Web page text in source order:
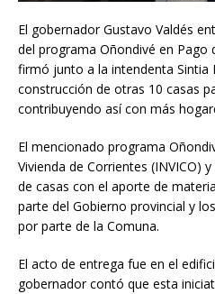
El gobernador Gustavo Valdés
del programa Oñondivé en Pago
firmó junto a la intendenta Sintia
construcción de otras 10 casas
contribuyendo así con más
El mencionado programa
Vivienda de Corrientes (INVICO)
de casas con el aporte de
parte del Gobierno provincial y
por parte de la Comuna.
El acto de entrega fue en el
gobernador contó que esta